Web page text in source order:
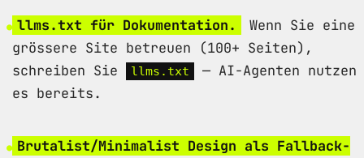
llms.txt für Dokumentation.
Wenn Sie eine
grössere Site betreuen (100+ Seiten),
schreiben Sie
llms.txt
— AI-Agenten nutzen
es bereits.
Brutalist/Minimalist Design als Fallback-